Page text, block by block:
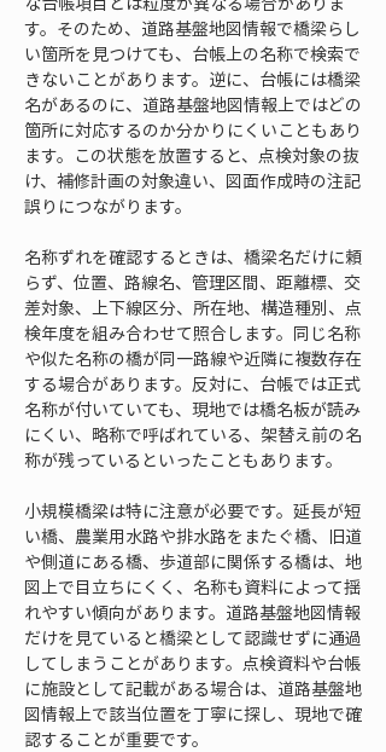
す。そのため、道路基盤地図情報で橋梁らし
い箇所を見つけても、台帳上の名称で検索で
きないことがあります。逆に、台帳には橋梁
名があるのに、道路基盤地図情報上ではどの
箇所に対応するのか分かりにくいこともあり
ます。この状態を放置すると、点検対象の抜
け、補修計画の対象違い、図面作成時の注記
誤りにつながります。
名称ずれを確認するときは、橋梁名だけに頼
らず、位置、路線名、管理区間、距離標、交
差対象、上下線区分、所在地、構造種別、点
検年度を組み合わせて照合します。同じ名称
や似た名称の橋が同一路線や近隣に複数存在
する場合があります。反対に、台帳では正式
名称が付いていても、現地では橋名板が読み
にくい、略称で呼ばれている、架替え前の名
称が残っているといったこともあります。
小規模橋梁は特に注意が必要です。延長が短
い橋、農業用水路や排水路をまたぐ橋、旧道
や側道にある橋、歩道部に関係する橋は、地
図上で目立ちにくく、名称も資料によって揺
れやすい傾向があります。道路基盤地図情報
だけを見ていると橋梁として認識せずに通過
してしまうことがあります。点検資料や台帳
に施設として記載がある場合は、道路基盤地
図情報上で該当位置を丁寧に探し、現地で確
認することが重要です。